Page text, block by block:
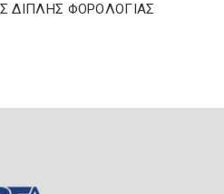
ΔΙΠΛΗΣ ΦΟΡΟΛΟΓΙΑΣ